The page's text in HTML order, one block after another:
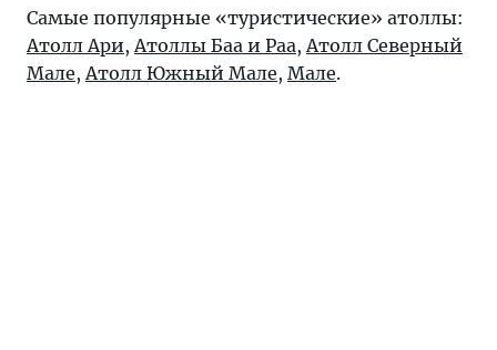
Самые популярные «туристические» атоллы:
Атолл Ари,Атоллы Баа и Раа,Атолл Северный
Мале,Атолл Южный Мале, Мале.